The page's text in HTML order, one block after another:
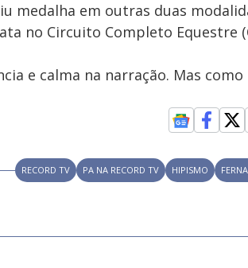
medalha em outras duas
no Circuito Completo Equestre
e calma na narração. Mas
RECORD TV PA NA RECORD TV HIPISMO